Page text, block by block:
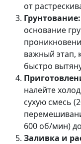
от
Грунтование:
основание
важный этап,
быстро
налейте
сухую смесь
600 об/мин)
Заливка и